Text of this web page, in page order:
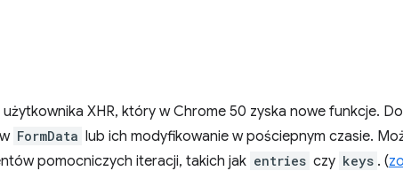
XHR, który w Chrome 50 zyska nowe funkcje.
FormData lub ich modyfikowanie w pościepnym czasie.
pomocniczych iteracji, takich jak entries czy keys . (